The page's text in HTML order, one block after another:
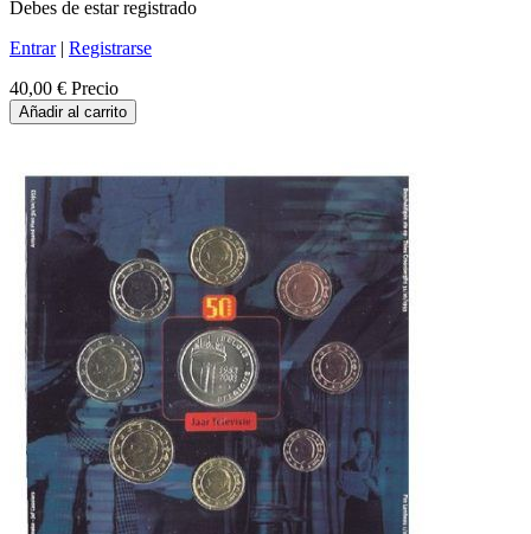
Debes de estar registrado
Entrar| Registrarse
40,00 € Precio
Añadir al carrito